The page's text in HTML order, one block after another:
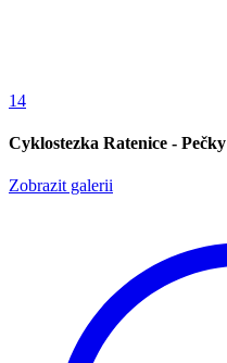
14
Cyklostezka Ratenice - Pečky
Zobrazit galerii